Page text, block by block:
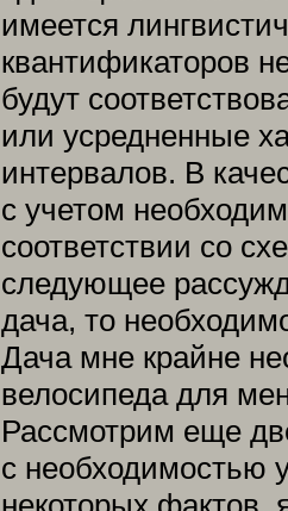
имеется
квантификаторов
будут
или усредненные
интервалов. В
с учетом
соответствии со
следующее
дача, то
Дача мне крайне
велосипеда для
Рассмотрим еще
с необходимостью